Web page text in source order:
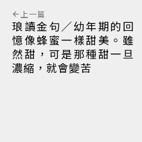
上一篇
琅讀金句／幼年期的回
憶像蜂蜜一樣甜美。雖
然甜，可是那種甜一旦
濃縮，就會變苦